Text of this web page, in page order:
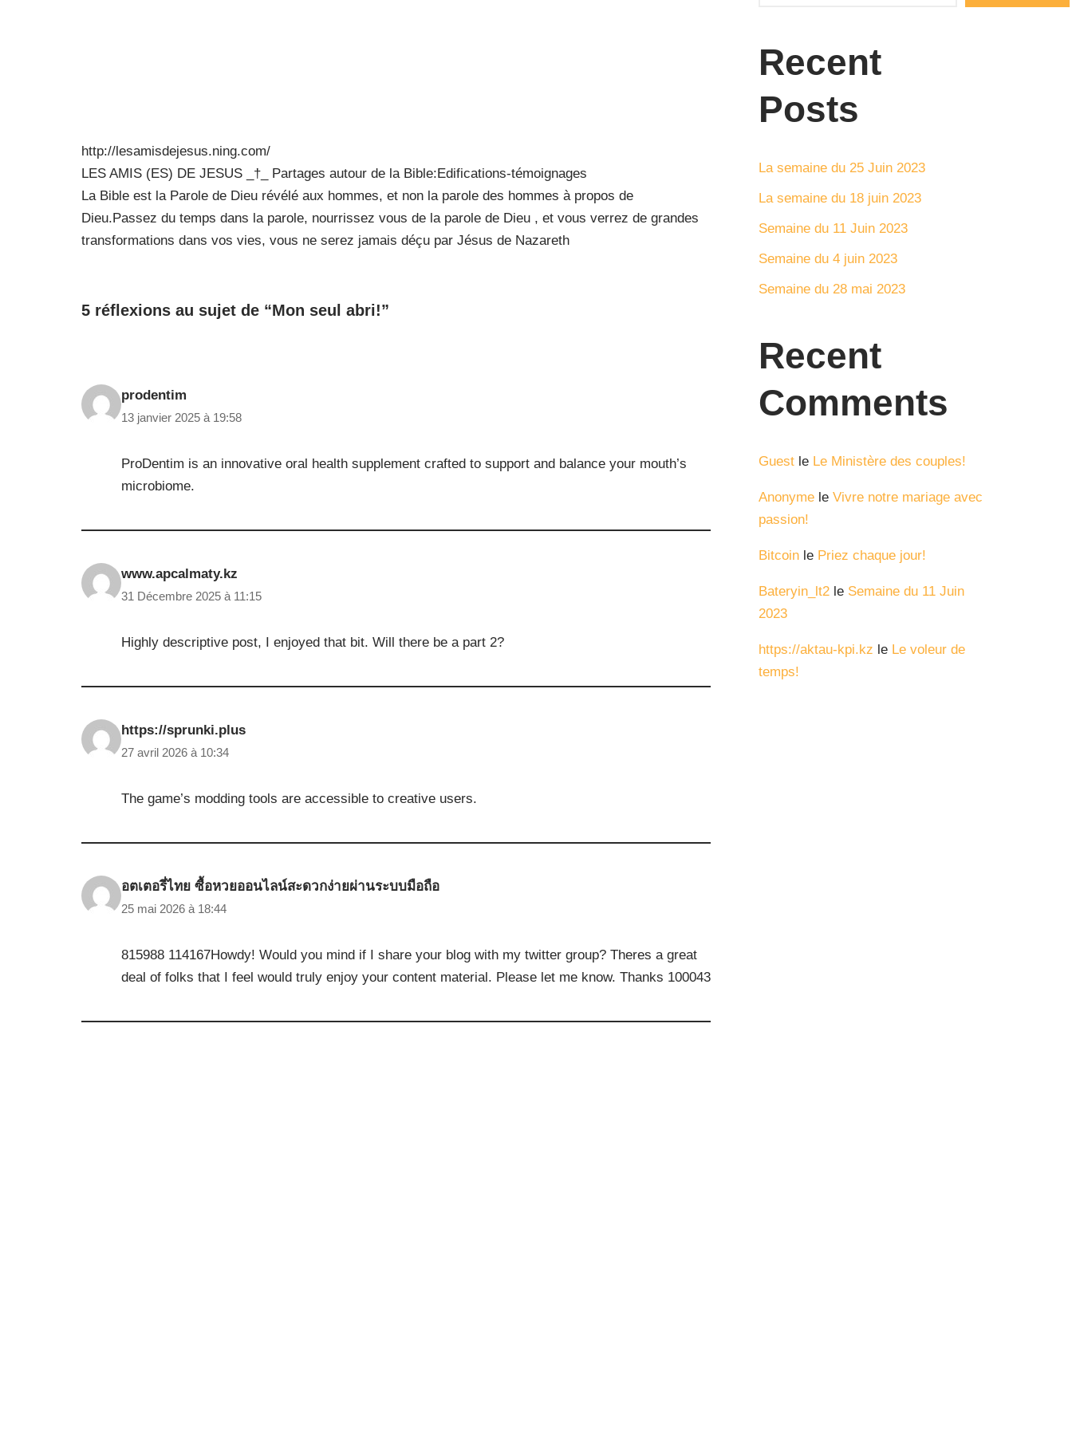
http://lesamisdejesus.ning.com/
LES AMIS (ES) DE JESUS _†_ Partages autour de la Bible:Edifications-témoignages
La Bible est la Parole de Dieu révélé aux hommes, et non la parole des hommes à propos de
Dieu.Passez du temps dans la parole, nourrissez vous de la parole de Dieu , et vous verrez de grandes
transformations dans vos vies, vous ne serez jamais déçu par Jésus de Nazareth
5 réflexions au sujet de “Mon seul abri!”
prodentim
13 janvier 2025 à 19:58
ProDentim is an innovative oral health supplement crafted to support and balance your mouth’s
microbiome.
www.apcalmaty.kz
31 Décembre 2025 à 11:15
Highly descriptive post, I enjoyed that bit. Will there be a part 2?
https://sprunki.plus
27 avril 2026 à 10:34
The game’s modding tools are accessible to creative users.
อตเตอรี่ไทย ซื้อหวยออนไลน์สะดวกง่ายผ่านระบบมือถือ
25 mai 2026 à 18:44
815988 114167Howdy! Would you mind if I share your blog with my twitter group? Theres a great
deal of folks that I feel would truly enjoy your content material. Please let me know. Thanks 100043
Recent
Posts
La semaine du 25 Juin 2023
La semaine du 18 juin 2023
Semaine du 11 Juin 2023
Semaine du 4 juin 2023
Semaine du 28 mai 2023
Recent
Comments
Guest le Le Ministère des couples!
Anonyme le Vivre notre mariage avec
passion!
Bitcoin le Priez chaque jour!
Bateryin_lt2 le Semaine du 11 Juin
2023
https://aktau-kpi.kz le Le voleur de
temps!